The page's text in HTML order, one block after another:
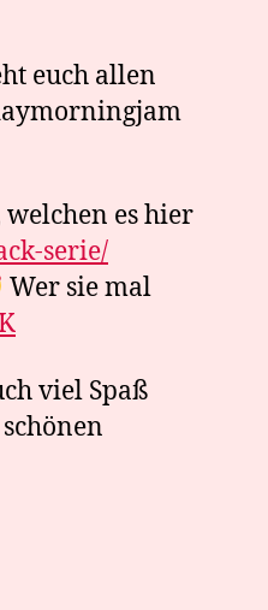
euch allen
es hier
serie/
Wer sie mal
viel Spaß